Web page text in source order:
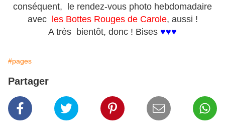
conséquent, le rendez-vous photo hebdomadaire
avec
les Bottes Rouges de Carole, aussi !
A très bientôt, donc ! Bises ♥♥♥
#pages
Partager